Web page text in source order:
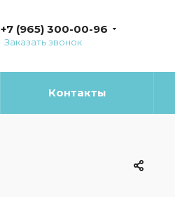
+7 (965) 300-00-96
Заказать звонок
Контакты